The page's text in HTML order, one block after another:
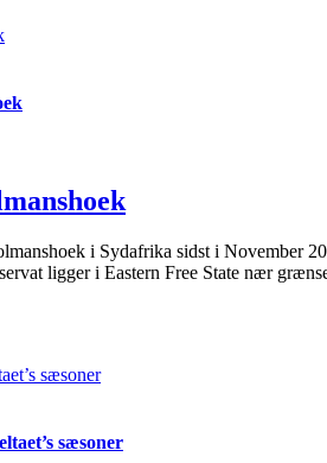
i Sydafrika sidst i November
ligger i Eastern Free State nær
sæsoner
sæsoner